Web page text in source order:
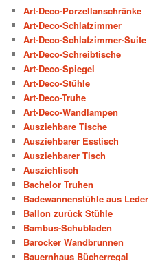
Art-Deco-Porzellanschränke
Art-Deco-Schlafzimmer
Art-Deco-Schlafzimmer-Suite
Art-Deco-Schreibtische
Art-Deco-Spiegel
Art-Deco-Stühle
Art-Deco-Truhe
Art-Deco-Wandlampen
Ausziehbare Tische
Ausziehbarer Esstisch
Ausziehbarer Tisch
Ausziehtisch
Bachelor Truhen
Badewannenstühle aus Leder
Ballon zurück Stühle
Bambus-Schubladen
Barocker Wandbrunnen
Bauernhaus Bücherregal